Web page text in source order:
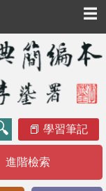
☰
學習筆記
進階檢索